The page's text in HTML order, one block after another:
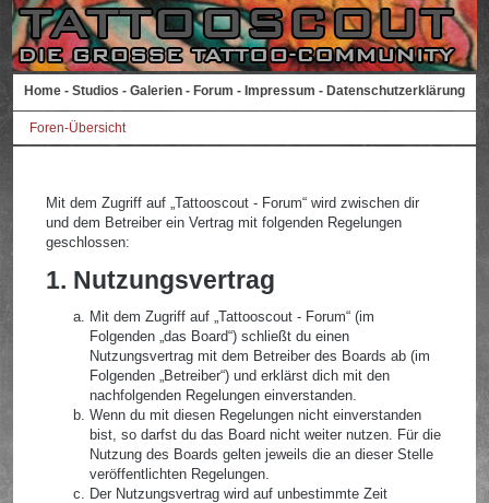
Home - Studios - Galerien - Forum - Impressum - Datenschutzerklärung
Foren-Übersicht
Mit dem Zugriff auf „Tattooscout - Forum“ wird zwischen dir
und dem Betreiber ein Vertrag mit folgenden Regelungen
geschlossen:
1. Nutzungsvertrag
Mit dem Zugriff auf „Tattooscout - Forum“ (im
Folgenden „das Board“) schließt du einen
Nutzungsvertrag mit dem Betreiber des Boards ab (im
Folgenden „Betreiber“) und erklärst dich mit den
nachfolgenden Regelungen einverstanden.
Wenn du mit diesen Regelungen nicht einverstanden
bist, so darfst du das Board nicht weiter nutzen. Für die
Nutzung des Boards gelten jeweils die an dieser Stelle
veröffentlichten Regelungen.
Der Nutzungsvertrag wird auf unbestimmte Zeit